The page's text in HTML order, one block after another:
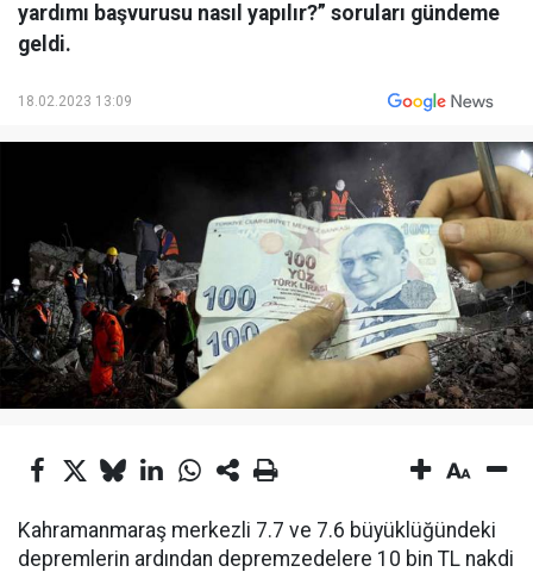
yardımı başvurusu nasıl yapılır?” soruları gündeme
geldi.
18.02.2023 13:09
Kahramanmaraş merkezli 7.7 ve 7.6 büyüklüğündeki
depremlerin ardından depremzedelere 10 bin TL nakdi